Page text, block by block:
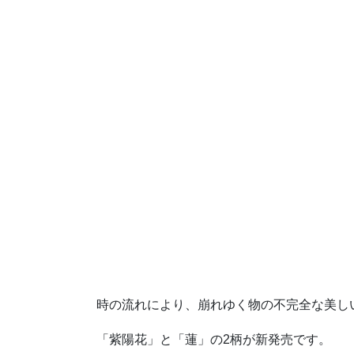
時の流れにより、崩れゆく物の不完全な美
「紫陽花」と「蓮」の2柄が新発売です。